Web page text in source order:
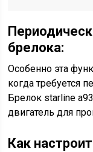
брелока:
Особенно эта
когда требуется
Брелок starline
двигатель для
Как